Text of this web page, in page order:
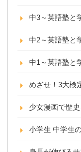
中3～英語塾と
中2～英語塾と
中1～英語塾と
めざせ！3大検
少女漫画で歴史
小学生 中学生